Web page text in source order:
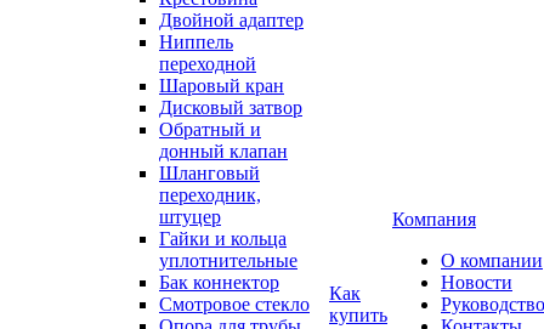
Двойной адаптер
Ниппель
переходной
Шаровый кран
Дисковый затвор
Обратный и
донный клапан
Шланговый
переходник,
штуцер
Гайки и кольца
уплотнительные
Бак коннектор
Смотровое стекло
Как
купить
Компания
О компании
Новости
Руководство